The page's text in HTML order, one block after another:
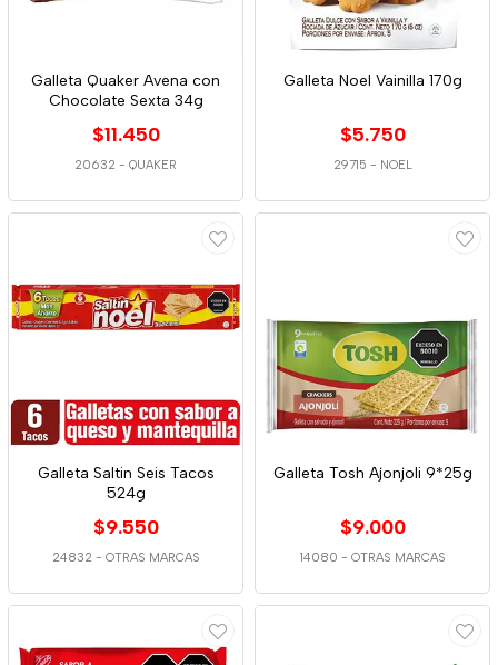
Galleta Quaker Avena con
Chocolate Sexta 34g
$11.450
20632 - QUAKER
Galleta Noel Vainilla 170g
$5.750
29715 - NOEL
Galleta Saltin Seis Tacos
524g
$9.550
24832 - OTRAS MARCAS
Galleta Tosh Ajonjoli 9*25g
$9.000
14080 - OTRAS MARCAS